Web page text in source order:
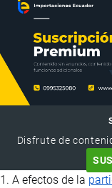
Disfrute de
1. A efectos de la